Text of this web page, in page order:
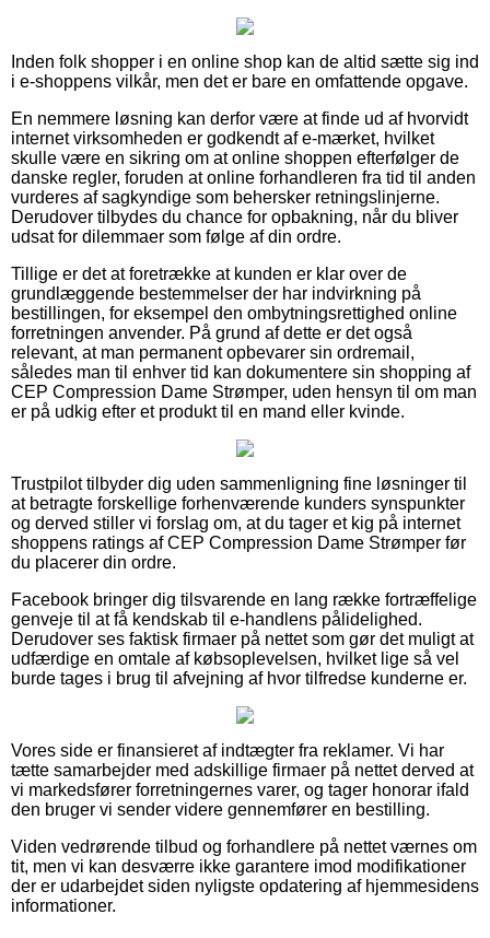
Inden folk shopper i en online shop kan de altid sætte sig ind
i e-shoppens vilkår, men det er bare en omfattende opgave.
En nemmere løsning kan derfor være at finde ud af hvorvidt
internet virksomheden er godkendt af e-mærket, hvilket
skulle være en sikring om at online shoppen efterfølger de
danske regler, foruden at online forhandleren fra tid til anden
vurderes af sagkyndige som behersker retningslinjerne.
Derudover tilbydes du chance for opbakning, når du bliver
udsat for dilemmaer som følge af din ordre.
Tillige er det at foretrække at kunden er klar over de
grundlæggende bestemmelser der har indvirkning på
bestillingen, for eksempel den ombytningsrettighed online
forretningen anvender. På grund af dette er det også
relevant, at man permanent opbevarer sin ordremail,
således man til enhver tid kan dokumentere sin shopping af
CEP Compression Dame Strømper, uden hensyn til om man
er på udkig efter et produkt til en mand eller kvinde.
Trustpilot tilbyder dig uden sammenligning fine løsninger til
at betragte forskellige forhenværende kunders synspunkter
og derved stiller vi forslag om, at du tager et kig på internet
shoppens ratings af CEP Compression Dame Strømper før
du placerer din ordre.
Facebook bringer dig tilsvarende en lang række fortræffelige
genveje til at få kendskab til e-handlens pålidelighed.
Derudover ses faktisk firmaer på nettet som gør det muligt at
udfærdige en omtale af købsoplevelsen, hvilket lige så vel
burde tages i brug til afvejning af hvor tilfredse kunderne er.
Vores side er finansieret af indtægter fra reklamer. Vi har
tætte samarbejder med adskillige firmaer på nettet derved at
vi markedsfører forretningernes varer, og tager honorar ifald
den bruger vi sender videre gennemfører en bestilling.
Viden vedrørende tilbud og forhandlere på nettet værnes om
tit, men vi kan desværre ikke garantere imod modifikationer
der er udarbejdet siden nyligste opdatering af hjemmesidens
informationer.